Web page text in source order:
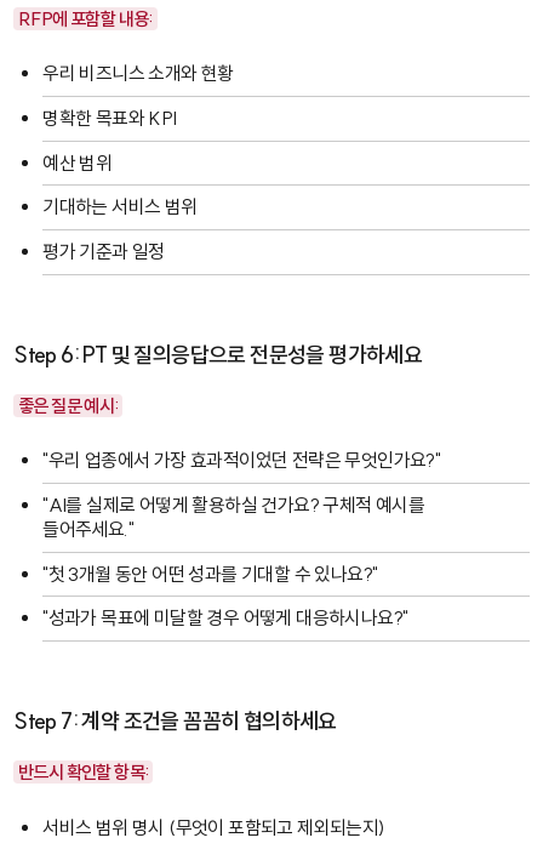
RFP에 포함할 내용:
우리 비즈니스 소개와 현황
명확한 목표와 KPI
예산 범위
기대하는 서비스 범위
평가 기준과 일정
Step 6: PT 및 질의응답으로 전문성을 평가하세요
좋은 질문 예시:
"우리 업종에서 가장 효과적이었던 전략은 무엇인가요?"
"AI를 실제로 어떻게 활용하실 건가요? 구체적 예시를
들어주세요."
"첫 3개월 동안 어떤 성과를 기대할 수 있나요?"
"성과가 목표에 미달할 경우 어떻게 대응하시나요?"
Step 7: 계약 조건을 꼼꼼히 협의하세요
반드시 확인할 항목:
서비스 범위 명시 (무엇이 포함되고 제외되는지)